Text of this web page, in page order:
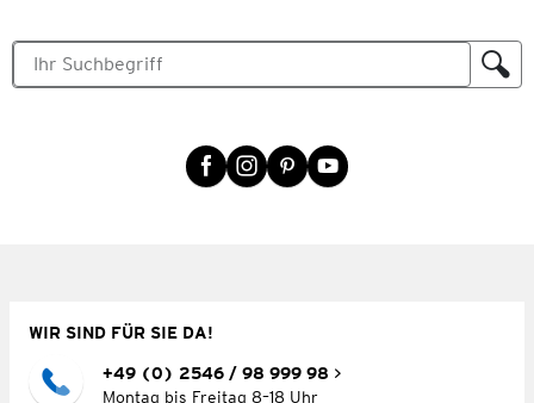
WIR SIND FÜR SIE DA!
+49 (0) 2546 / 98 999 98
Montag bis Freitag 8–18 Uhr